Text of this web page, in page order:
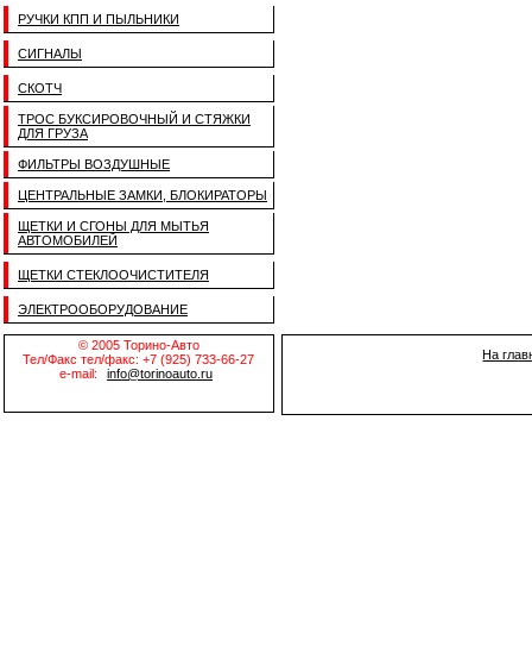
РУЧКИ КПП И ПЫЛЬНИКИ
СИГНАЛЫ
СКОТЧ
ТРОС БУКСИРОВОЧНЫЙ И СТЯЖКИ
ДЛЯ ГРУЗА
ФИЛЬТРЫ ВОЗДУШНЫЕ
ЦЕНТРАЛЬНЫЕ ЗАМКИ, БЛОКИРАТОРЫ
ЩЕТКИ И СГОНЫ ДЛЯ МЫТЬЯ
АВТОМОБИЛЕЙ
ЩЕТКИ СТЕКЛООЧИСТИТЕЛЯ
ЭЛЕКТРООБОРУДОВАНИЕ
© 2005 Торино-Авто
Тел/Факс тел/факс: +7 (925) 733-66-27
e-mail:
info@torinoauto.ru
На